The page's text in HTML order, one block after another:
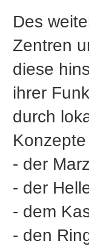
Des
Zentren
diese
ihrer
durch
- der
- der
- dem
- den